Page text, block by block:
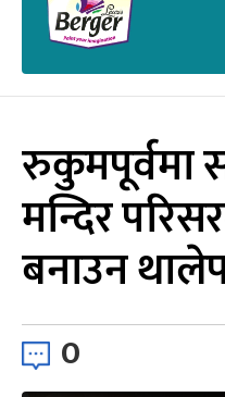
रुकुमपूर्वमा
मन्दिर
बनाउन
0